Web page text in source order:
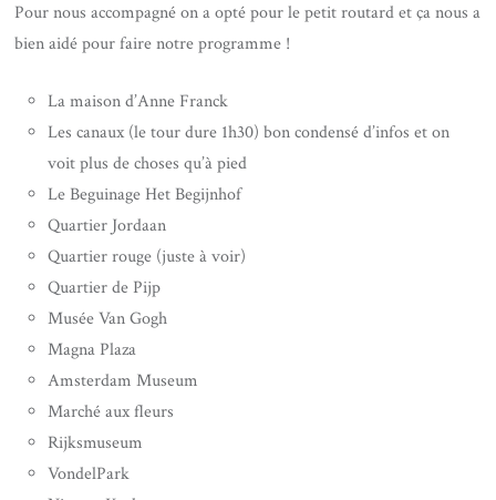
Pour nous accompagné on a opté pour le petit routard et ça nous a
bien aidé pour faire notre programme !
La maison d’Anne Franck
Les canaux (le tour dure 1h30) bon condensé d’infos et on
voit plus de choses qu’à pied
Le Beguinage Het Begijnhof
Quartier Jordaan
Quartier rouge (juste à voir)
Quartier de Pijp
Musée Van Gogh
Magna Plaza
Amsterdam Museum
Marché aux fleurs
Rijksmuseum
VondelPark